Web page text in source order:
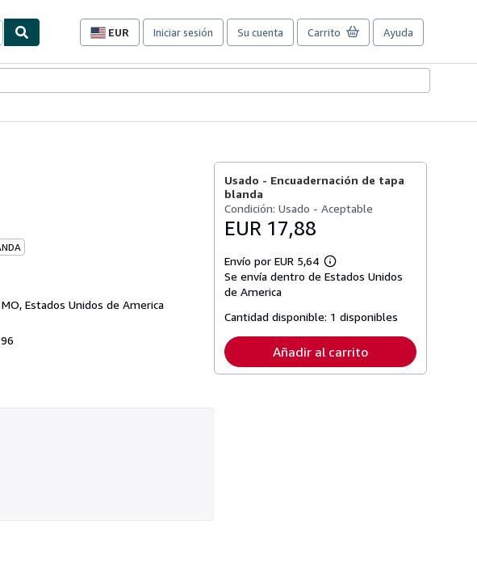
EUR
Preferencias
compra
sitio.
Iniciar sesión Su cuenta Carrito Ayuda
Estados Unidos de America
Usado - Encuadernación de tapa
blanda
Condición: Usado - Aceptable
EUR 17,88
Envío por EUR 5,64
Más
información
tarifas
envío
Se envía dentro de Estados Unidos
de America
Cantidad disponible: 1 disponibles
Añadir al carrito